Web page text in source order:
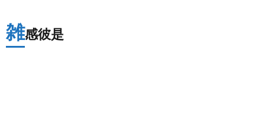
雑感彼是